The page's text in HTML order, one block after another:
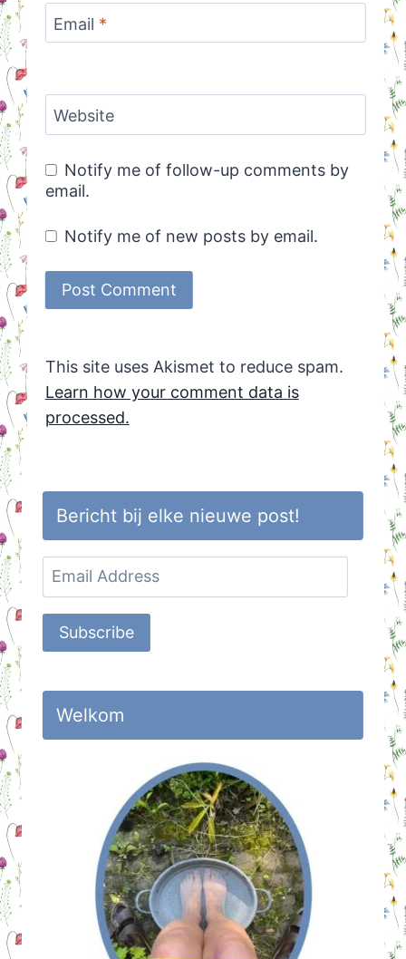
Email *
Website
Notify me of follow-up comments by
email.
Notify me of new posts by email.
This site uses Akismet to reduce spam.
Learn how your comment data is
processed.
Bericht bij elke nieuwe post!
Email
Address
Subscribe
Welkom